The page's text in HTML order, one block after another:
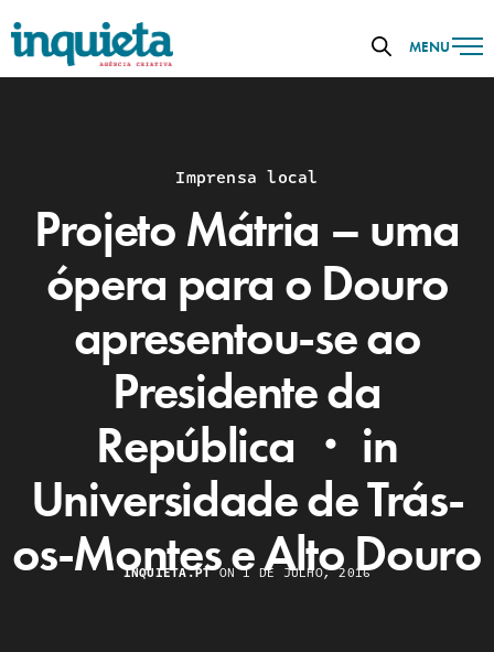
MENU
Imprensa local
Projeto Mátria – uma
ópera para o Douro
apresentou-se ao
Presidente da
República ・ in
Universidade de Trás-
os-Montes e Alto Douro
INQUIETA.PTON 1 DE JULHO, 2016